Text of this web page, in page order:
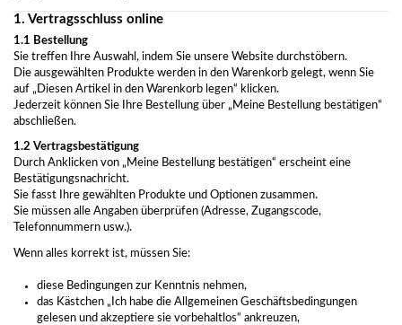
1. Vertragsschluss online
1.1 Bestellung
Sie treffen Ihre Auswahl, indem Sie unsere Website durchstöbern.
Die ausgewählten Produkte werden in den Warenkorb gelegt, wenn Sie
auf „Diesen Artikel in den Warenkorb legen“ klicken.
Jederzeit können Sie Ihre Bestellung über „Meine Bestellung bestätigen“
abschließen.
1.2 Vertragsbestätigung
Durch Anklicken von „Meine Bestellung bestätigen“ erscheint eine
Bestätigungsnachricht.
Sie fasst Ihre gewählten Produkte und Optionen zusammen.
Sie müssen alle Angaben überprüfen (Adresse, Zugangscode,
Telefonnummern usw.).
Wenn alles korrekt ist, müssen Sie:
diese Bedingungen zur Kenntnis nehmen,
das Kästchen „Ich habe die Allgemeinen Geschäftsbedingungen
gelesen und akzeptiere sie vorbehaltlos“ ankreuzen,